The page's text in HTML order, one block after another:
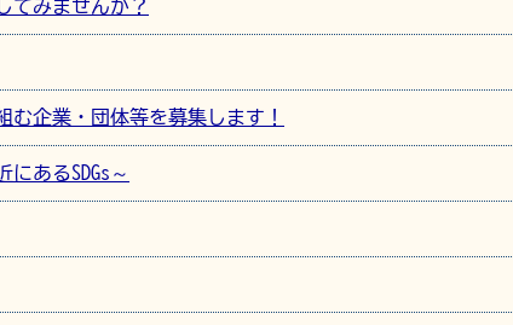
てみませんか？
む企業・団体等を募集します！
あるSDGs～